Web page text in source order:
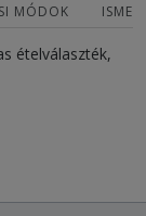
MÓDOK
ételválaszték,